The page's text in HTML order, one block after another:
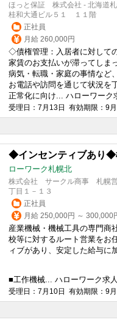
ほっと保証 株式会社 - 北海道
桂和大通ビル５１ １１階
正社員
月給 260,000円
◇債権管理：入居者に対して
家賃のお支払いが滞ってしま
病気・転職・家庭の事情など
お電話や訪問を通じて状況を
正常化に向け... ハローワーク
受理日：7月13日 有効期限：9
◆インセンティブあり◆
ローワーク札幌北
株式会社 サークル商事 札幌営
丁目１－１３
正社員
月給 250,000円 ～ 300,000
産業機械・機械工具の専門商
校等に対するルート営業をお
ィブがあり、安定した給与に
■工作機械... ハローワーク求
受理日：7月10日 有効期限：9